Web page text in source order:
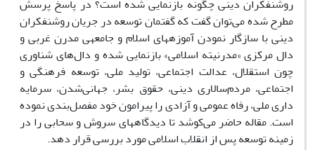
روشنفکران دینی چگونه بازنمایی شده است؟ در پاسخ پرسش
مطرح شده می­‌توان گفت که گفتمان توسعه در جریان روشنفکران
دینی با سازگار نمودن آموزه­های اسلام و جامعه­ی مدرن غربی و
دال مرکزی «مدرنیته اسلامی» بازنمایی شده و دال‌­های شناوری
چون استقلال، عدالت ‌اجتماعی، تولید ملی، توسعه فرهنگی و
اجتماعی، مردم­‌سالاری دینی، حقوق بشر، جهانی­‌شدن، سرمایه­‌
داری ملی، رفاه عمومی و آزادی را پیرامون خود مفصل‌­بندی نموده
است. مقاله حاضر می‌­کوشد تا دیدگاه­های سروش و سحابی را در
زمینه توسعه پس از انقلاب اسلامی مورد بررسی قرار دهد.